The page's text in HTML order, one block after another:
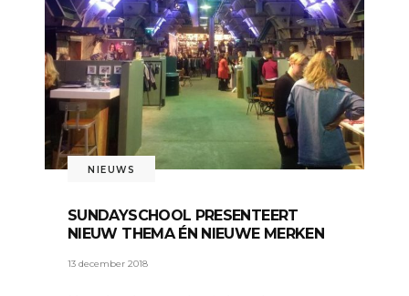
NIEUWS
SUNDAYSCHOOL PRESENTEERT
NIEUW THEMA ÉN NIEUWE MERKEN
13 december 2018